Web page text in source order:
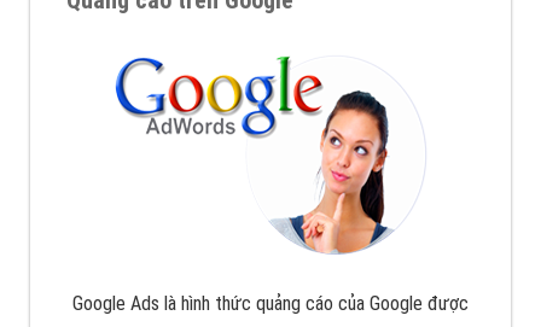
Google Ads là hình thức quảng cáo của Google được